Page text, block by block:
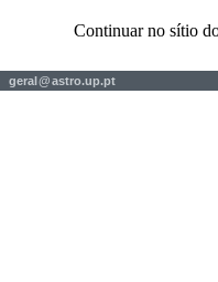
Continuar no sítio
geral@astro.up.pt